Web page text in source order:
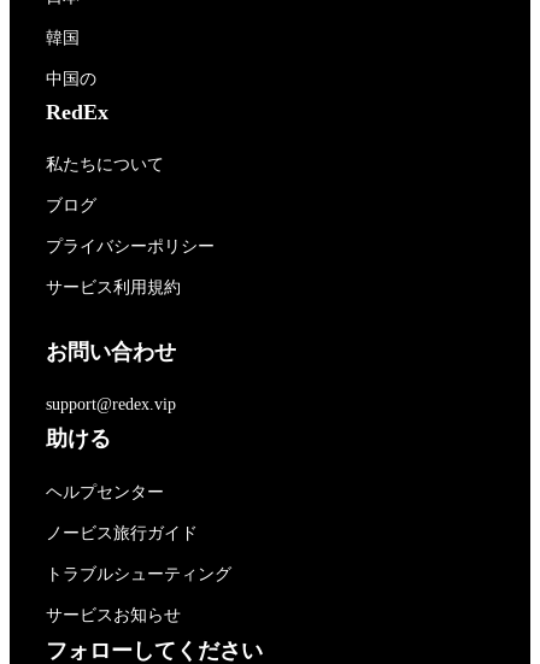
韓国
中国の
RedEx
私たちについて
ブログ
プライバシーポリシー
サービス利用規約
お問い合わせ
support@redex.vip
助ける
ヘルプセンター
ノービス旅行ガイド
トラブルシューティング
サービスお知らせ
フォローしてください